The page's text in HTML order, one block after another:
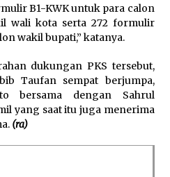
B1-KWK untuk para calon
wali kota serta 272 formulir
wakil bupati,” katanya.
dukungan PKS tersebut,
Taufan sempat berjumpa,
bersama dengan Sahrul
yang saat itu juga menerima
(ra)